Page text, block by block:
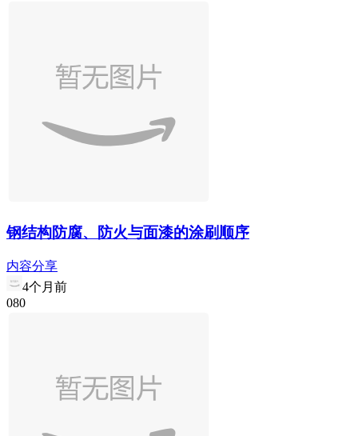
钢结构防腐、防火与面漆的涂刷顺序
内容分享
4个月前
080